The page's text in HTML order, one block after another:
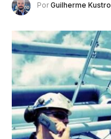
Por Guilherme Kustro